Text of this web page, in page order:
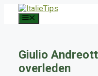
Giulio
overleden